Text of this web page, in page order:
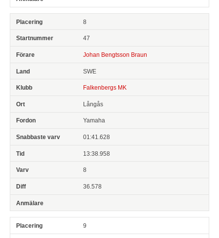
8
47
Johan Bengtsson Braun
SWE
Falkenbergs MK
Långås
Yamaha
01:41.628
13:38.958
8
36.578
9